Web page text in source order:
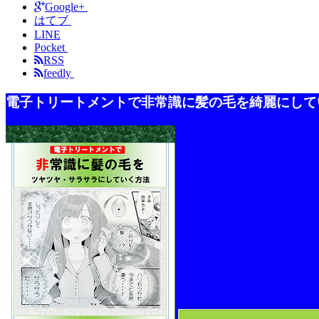
Google+
はてブ
LINE
Pocket
RSS
feedly
電子トリートメントで非常識に髪の毛を綺麗にし